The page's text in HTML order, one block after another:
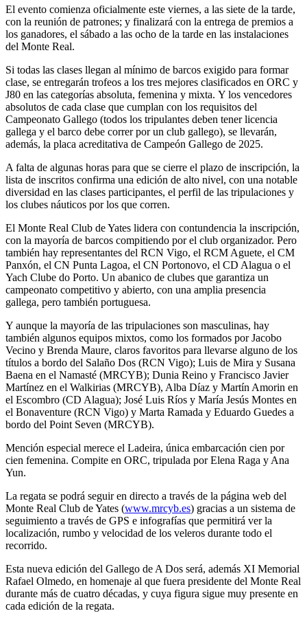
El evento comienza oficialmente este viernes, a las siete de la tarde,
con la reunión de patrones; y finalizará con la entrega de premios a
los ganadores, el sábado a las ocho de la tarde en las instalaciones
del Monte Real.
Si todas las clases llegan al mínimo de barcos exigido para formar
clase, se entregarán trofeos a los tres mejores clasificados en ORC y
J80 en las categorías absoluta, femenina y mixta. Y los vencedores
absolutos de cada clase que cumplan con los requisitos del
Campeonato Gallego (todos los tripulantes deben tener licencia
gallega y el barco debe correr por un club gallego), se llevarán,
además, la placa acreditativa de Campeón Gallego de 2025.
A falta de algunas horas para que se cierre el plazo de inscripción, la
lista de inscritos confirma una edición de alto nivel, con una notable
diversidad en las clases participantes, el perfil de las tripulaciones y
los clubes náuticos por los que corren.
El Monte Real Club de Yates lidera con contundencia la inscripción,
con la mayoría de barcos compitiendo por el club organizador. Pero
también hay representantes del RCN Vigo, el RCM Aguete, el CM
Panxón, el CN Punta Lagoa, el CN Portonovo, el CD Alagua o el
Yach Clube do Porto. Un abanico de clubes que garantiza un
campeonato competitivo y abierto, con una amplia presencia
gallega, pero también portuguesa.
Y aunque la mayoría de las tripulaciones son masculinas, hay
también algunos equipos mixtos, como los formados por Jacobo
Vecino y Brenda Maure, claros favoritos para llevarse alguno de los
títulos a bordo del Salaño Dos (RCN Vigo); Luis de Mira y Susana
Baena en el Namasté (MRCYB); Dunia Reino y Francisco Javier
Martínez en el Walkirias (MRCYB), Alba Díaz y Martín Amorin en
el Escombro (CD Alagua); José Luis Ríos y María Jesús Montes en
el Bonaventure (RCN Vigo) y Marta Ramada y Eduardo Guedes a
bordo del Point Seven (MRCYB).
Mención especial merece el Ladeira, única embarcación cien por
cien femenina. Compite en ORC, tripulada por Elena Raga y Ana
Yun.
La regata se podrá seguir en directo a través de la página web del
Monte Real Club de Yates (www.mrcyb.es) gracias a un sistema de
seguimiento a través de GPS e infografías que permitirá ver la
localización, rumbo y velocidad de los veleros durante todo el
recorrido.
Esta nueva edición del Gallego de A Dos será, además XI Memorial
Rafael Olmedo, en homenaje al que fuera presidente del Monte Real
durante más de cuatro décadas, y cuya figura sigue muy presente en
cada edición de la regata.